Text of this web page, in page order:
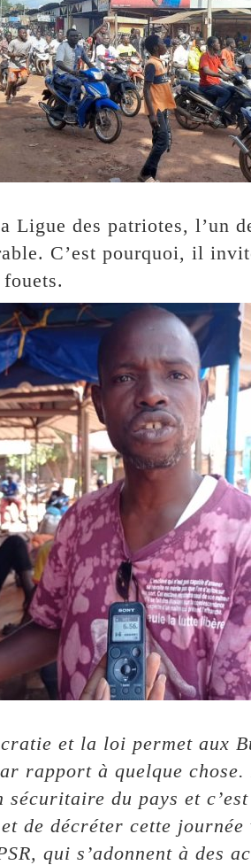
Ligue des patriotes, l’un
C’est pourquoi, il
et la loi permet aux
rapport à quelque chose.
du pays et
de décréter cette
qui s’adonnent à des